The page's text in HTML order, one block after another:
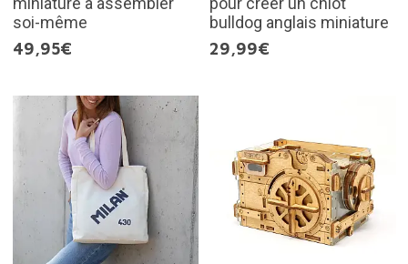
soi-même
49,95€
bulldog anglais miniature
29,99€